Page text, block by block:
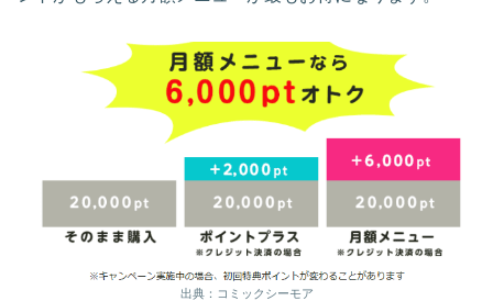
出典：コミックシーモア